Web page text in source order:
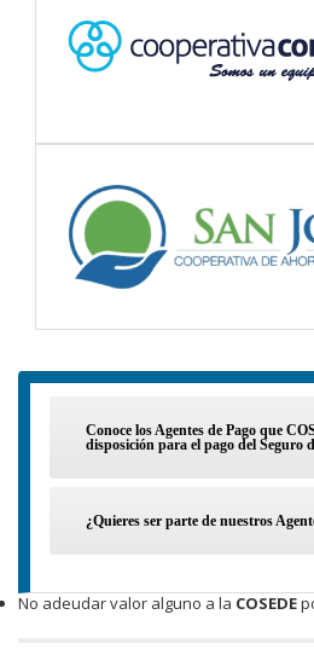
Conoce los Agentes de Pago que
disposición para el pago del Seguro
¿Quieres ser parte de nuestros
No adeudar valor alguno a la COSEDE